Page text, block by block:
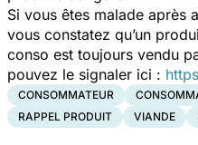
Si vous êtes malade après
vous constatez qu’un
conso est toujours vendu
pouvez le signaler ici :
CONSOMMATEUR
RAPPEL PRODUIT
VIANDE